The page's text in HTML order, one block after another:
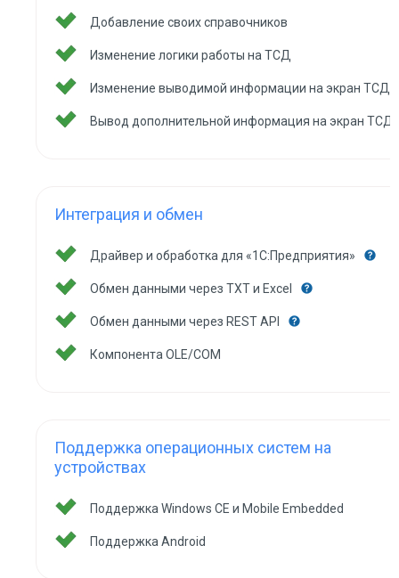
Добавление своих справочников
Изменение логики работы на ТСД
Изменение выводимой информации на экран ТСД
Вывод дополнительной информация на экран ТСД
Интеграция и обмен
Драйвер и обработка для «1С:Предприятия»
Обмен данными через TXT и Excel
Обмен данными через REST API
Компонента OLE/COM
Поддержка операционных систем на
устройствах
Поддержка Windows CE и Mobile Embedded
Поддержка Android